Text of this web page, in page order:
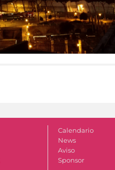
Calendario
News
Aviso
Sponsor